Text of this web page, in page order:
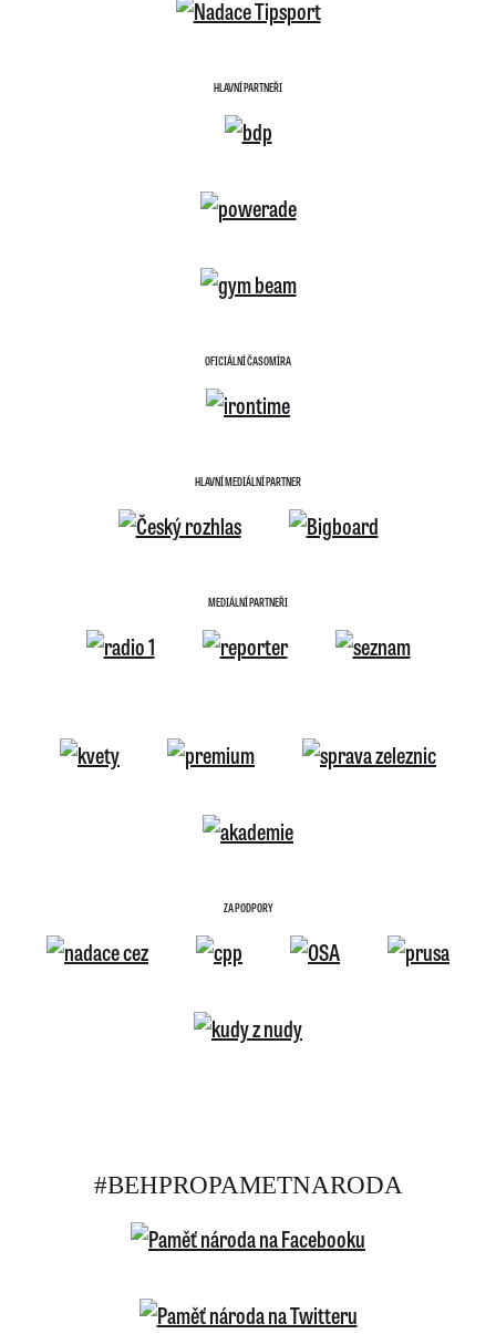
HLAVNÍ PARTNEŘI
OFICIÁLNÍ ČASOMÍRA
HLAVNÍ MEDIÁLNÍ PARTNER
MEDIÁLNÍ PARTNEŘI
ZA PODPORY
#BEHPROPAMETNARODA